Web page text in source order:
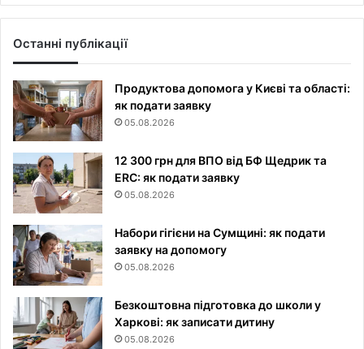
Останні публікації
Продуктова допомога у Києві та області:
як подати заявку
05.08.2026
12 300 грн для ВПО від БФ Щедрик та
ERC: як подати заявку
05.08.2026
Набори гігієни на Сумщині: як подати
заявку на допомогу
05.08.2026
Безкоштовна підготовка до школи у
Харкові: як записати дитину
05.08.2026